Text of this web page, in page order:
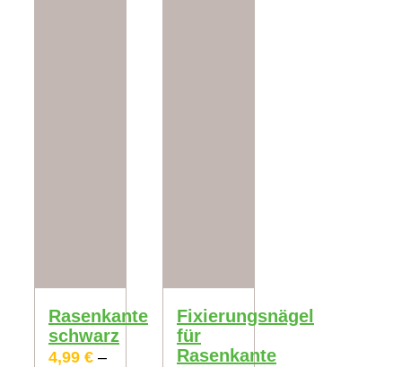
Rasenkante
schwarz
4,99 € –
Fixierungsnägel
für
Rasenkante